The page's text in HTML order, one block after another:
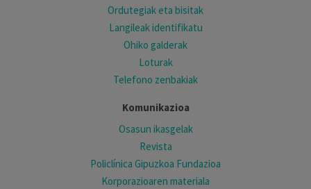
Ordutegiak eta bisitak
Langileak identifikatu
Ohiko galderak
Loturak
Telefono zenbakiak
Komunikazioa
Osasun ikasgelak
Revista
Policlínica Gipuzkoa Fundazioa
Korporazioaren materiala